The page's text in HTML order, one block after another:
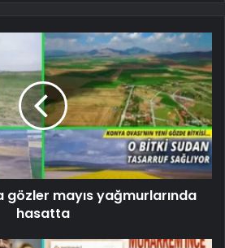
gözler mayıs yağmurlarında
hasatta